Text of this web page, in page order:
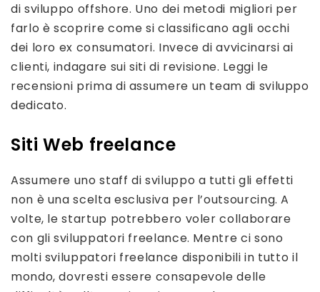
di sviluppo offshore. Uno dei metodi migliori per
farlo è scoprire come si classificano agli occhi
dei loro ex consumatori. Invece di avvicinarsi ai
clienti, indagare sui siti di revisione. Leggi le
recensioni prima di assumere un team di sviluppo
dedicato.
Siti Web freelance
Assumere uno staff di sviluppo a tutti gli effetti
non è una scelta esclusiva per l’outsourcing. A
volte, le startup potrebbero voler collaborare
con gli sviluppatori freelance. Mentre ci sono
molti sviluppatori freelance disponibili in tutto il
mondo, dovresti essere consapevole delle